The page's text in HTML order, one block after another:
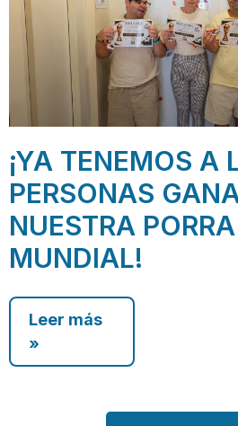
¡YA TENEMOS A
PERSONAS
NUESTRA
MUNDIAL!
Leer más
»